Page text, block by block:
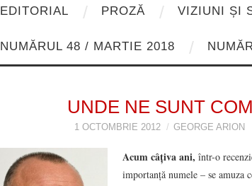
EDITORIAL PROZĂ VIZIUNI ȘI
NUMĂRUL 48 / MARTIE 2018
UNDE NE SUNT
1 OCTOMBRIE 2012 GEORGE ARION
Acum câţiva ani, într-o
importanţă numele – se amuza